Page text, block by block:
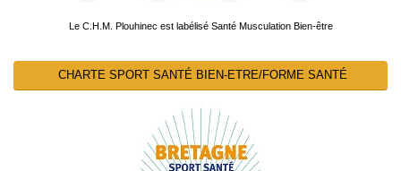
Le C.H.M. Plouhinec est labélisé Santé Musculation Bien-être
CHARTE SPORT SANTÉ BIEN-ETRE/FORME SANTÉ